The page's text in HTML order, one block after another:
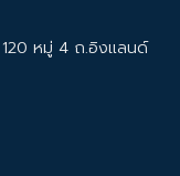
หมู่ 4 ถ.อิงแลนด์